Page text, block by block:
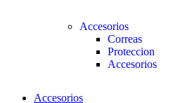
Accesorios
Correas
Proteccion
Accesorios
Accesorios